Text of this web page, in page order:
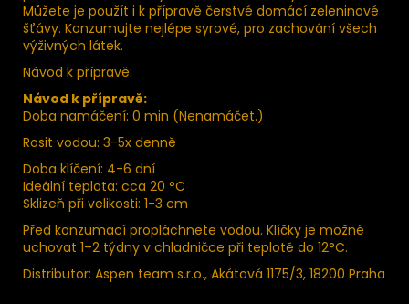
Můžete je použít i k přípravě čerstvé domácí zeleninové
šťávy. Konzumujte nejlépe syrové, pro zachování všech
výživných látek.
Návod k přípravě:
Návod k přípravě:
Doba namáčení: 0 min (Nenamáčet.)
Rosit vodou: 3-5x denně
Doba klíčení: 4-6 dní
Ideální teplota: cca 20 °C
Sklizeň při velikosti: 1-3 cm
Před konzumací propláchnete vodou. Klíčky je možné
uchovat 1–2 týdny v chladničce při teplotě do 12°C.
Distributor: Aspen team s.r.o., Akátová 1175/3, 18200 Praha